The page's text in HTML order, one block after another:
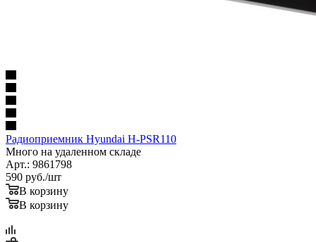
Радиоприемник Hyundai H-PSR110
Много на удаленном складе
Арт.: 9861798
590 руб./шт
В корзину
В корзину